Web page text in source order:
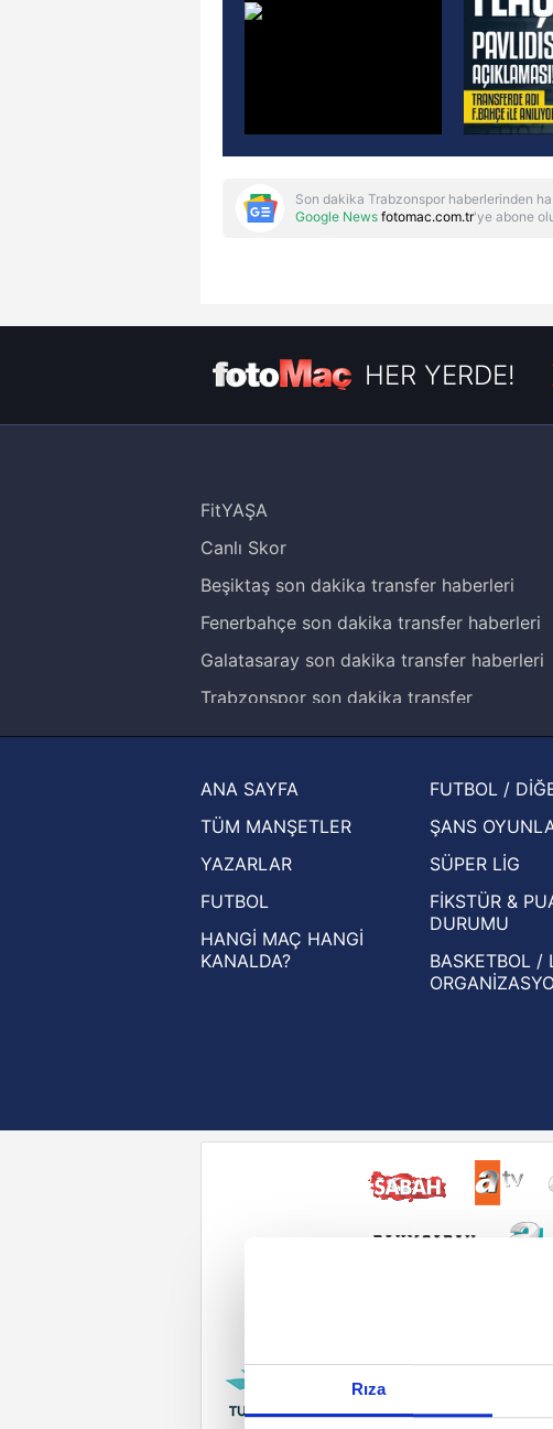
Rıza
Reddet
Son dakika Trabzonspor haberlerinden
Google News fotomac.com.tr'ye abone
HER YERDE!
FitYAŞA
Canlı Skor
Beşiktaş son dakika transfer haberleri
Fenerbahçe son dakika transfer haberleri
Galatasaray son dakika transfer haberleri
Trabzonspor son dakika transfer
Ziraat Türkiye Kupası haberleri
UEFA Şampiyonlar Ligi haberleri
UEFA Avrupa Ligi haberleri
UEFA Konferans Ligi haberleri
ANA SAYFA
TÜM MANŞETLER
YAZARLAR
FUTBOL
HANGİ MAÇ HANGİ
KANALDA?
FUTBOL /
ŞANS
SÜPER LİG
FİKSTÜR &
DURUMU
BASKETBOL /